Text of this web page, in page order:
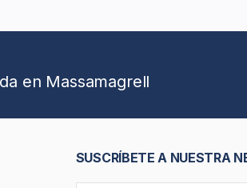
en Massamagrell
SUSCRÍBETE A NUESTRA